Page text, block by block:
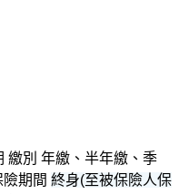
繳別 年繳、半年繳、季
險期間 終身(至被保險人保